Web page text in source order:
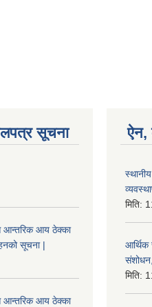
सूचना
आन्तरिक आय ठेक्का
सूचना |
आन्तरिक आय ठेक्का
ऐन,
मिति:
आर्थिक
मिति: